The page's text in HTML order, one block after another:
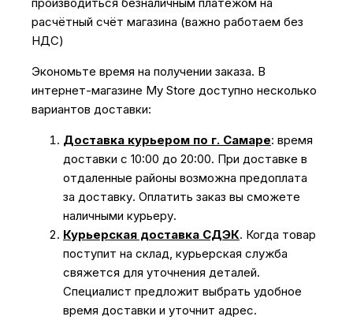
расчётный счёт магазина (важно работаем без
НДС)
Экономьте время на получении заказа. В
интернет-магазине My Store доступно несколько
вариантов доставки:
Доставка курьером по г. Самаре: время
доставки с 10:00 до 20:00. При доставке в
отдаленные районы возможна предоплата
за доставку. Оплатить заказ вы сможете
наличными курьеру.
Курьерская доставка СДЭК. Когда товар
поступит на склад, курьерская служба
свяжется для уточнения деталей.
Специалист предложит выбрать удобное
время доставки и уточнит адрес.